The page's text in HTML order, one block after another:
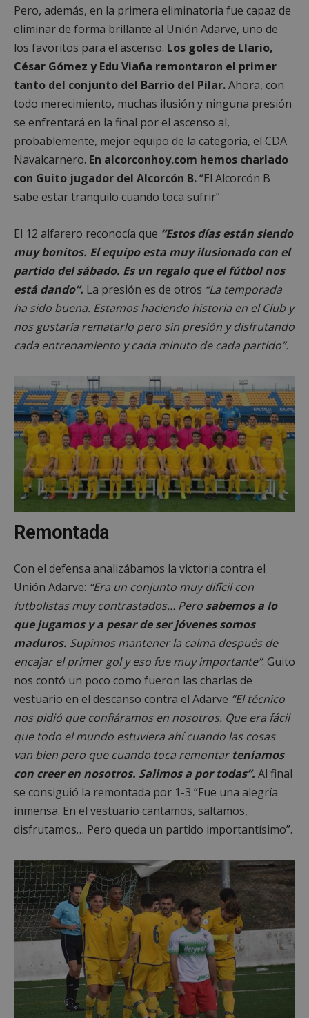
Pero, además, en la primera eliminatoria fue capaz de
eliminar de forma brillante al Unión Adarve, uno de
los favoritos para el ascenso. Los goles de Llario,
César Gómez y Edu Viaña remontaron el primer
tanto del conjunto del Barrio del Pilar.Ahora, con
todo merecimiento, muchas ilusión y ninguna presión
se enfrentará en la final por el ascenso al,
probablemente, mejor equipo de la categoría, el CDA
Navalcarnero. En alcorconhoy.com hemos charlado
con Guito jugador del Alcorcón B.“El Alcorcón B
sabe estar tranquilo cuando toca sufrir”
El 12 alfarero reconocía que “Estos días están siendo
muy bonitos. El equipo esta muy ilusionado con el
partido del sábado. Es un regalo que el fútbol nos
está dando”. La presión es de otros “La temporada
ha sido buena. Estamos haciendo historia en el Club y
nos gustaría rematarlo pero sin presión y disfrutando
cada entrenamiento y cada minuto de cada partido”.
Remontada
Con el defensa analizábamos la victoria contra el
Unión Adarve: “Era un conjunto muy difícil con
futbolistas muy contrastados… Pero sabemos a lo
que jugamos y a pesar de ser jóvenes somos
maduros. Supimos mantener la calma después de
encajar el primer gol y eso fue muy importante”. Guito
nos contó un poco como fueron las charlas de
vestuario en el descanso contra el Adarve “El técnico
nos pidió que confiáramos en nosotros. Que era fácil
que todo el mundo estuviera ahí cuando las cosas
van bien pero que cuando toca remontarteníamos
con creer en nosotros. Salimos a por todas”. Al final
se consiguió la remontada por 1-3 “Fue una alegría
inmensa. En el vestuario cantamos, saltamos,
disfrutamos… Pero queda un partido importantísimo”.